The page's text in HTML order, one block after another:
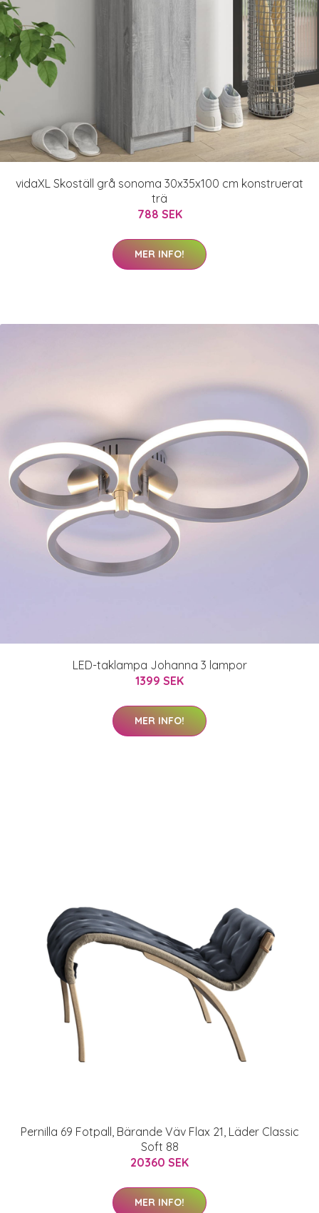
vidaXL Skoställ grå sonoma 30x35x100 cm konstruerat
trä
788 SEK
MER INFO!
LED-taklampa Johanna 3 lampor
1399 SEK
MER INFO!
Pernilla 69 Fotpall, Bärande Väv Flax 21, Läder Classic
Soft 88
20360 SEK
MER INFO!